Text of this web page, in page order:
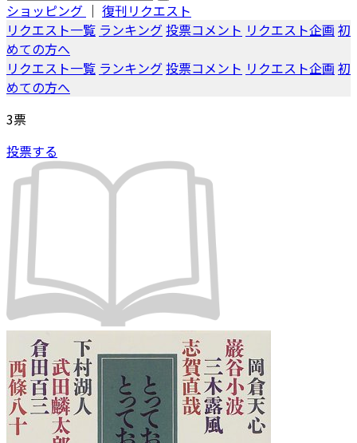
ショッピング ｜ 復刊リクエスト
リクエスト一覧 ランキング投票コメント リクエスト企画 初
めての方へ
リクエスト一覧 ランキング投票コメント リクエスト企画 初
めての方へ
3票
投票する